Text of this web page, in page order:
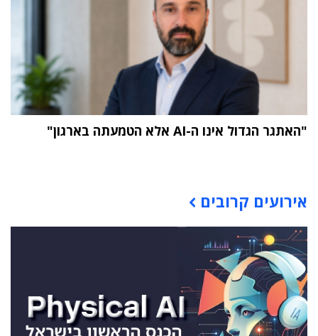
"האתגר הגדול אינו ה-AI אלא הטמעתה בארגון"
אירועים קרובים